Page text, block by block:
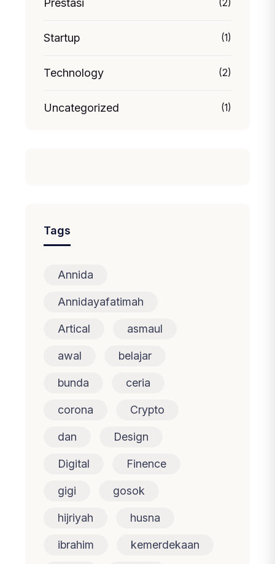
(2)
Startup (1)
Technology (2)
Uncategorized (1)
Tags
Annida
Annidayafatimah
Artical asmaul
awal belajar
bunda ceria
corona Crypto
dan Design
Digital Finence
gigi gosok
hijriyah husna
ibrahim kemerdekaan